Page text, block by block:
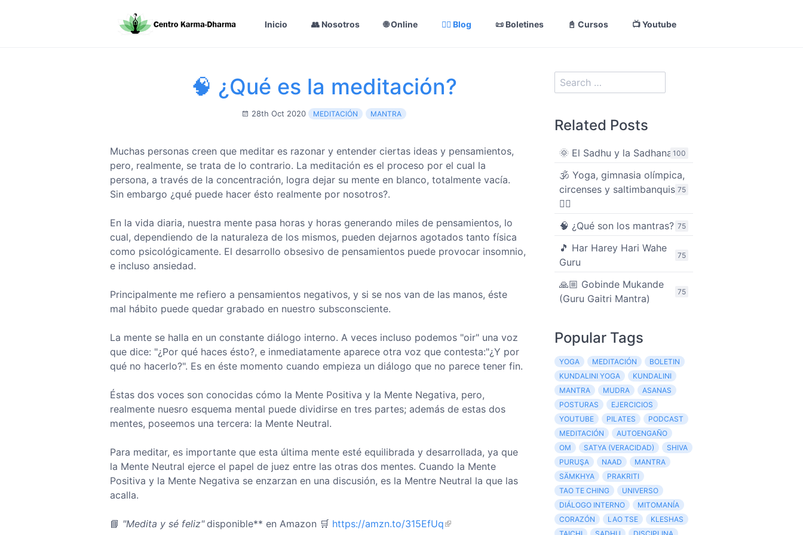
Inicio 👥 Nosotros 🌐 Online ✍🏼 Blog 📜 Boletines 📓 Cursos 📺 Youtube
🧠 ¿Qué es la meditación?
28th Oct 2020 MEDITACIÓN MANTRA
Muchas personas creen que meditar es razonar y entender ciertas ideas y pensamientos,
pero, realmente, se trata de lo contrario. La meditación es el proceso por el cual la
persona, a través de la concentración, logra dejar su mente en blanco, totalmente vacía.
Sin embargo ¿qué puede hacer ésto realmente por nosotros?.
En la vida diaria, nuestra mente pasa horas y horas generando miles de pensamientos, lo
cual, dependiendo de la naturaleza de los mismos, pueden dejarnos agotados tanto física
como psicológicamente. El desarrollo obsesivo de pensamientos puede provocar insomnio,
e incluso ansiedad.
Principalmente me refiero a pensamientos negativos, y si se nos van de las manos, éste
mal hábito puede quedar grabado en nuestro subsconsciente.
La mente se halla en un constante diálogo interno. A veces incluso podemos "oir" una voz
que dice: "¿Por qué haces ésto?, e inmediatamente aparece otra voz que contesta:"¿Y por
qué no hacerlo?". Es en éste momento cuando empieza un diálogo que no parece tener fin.
Éstas dos voces son conocidas cómo la Mente Positiva y la Mente Negativa, pero,
realmente nuesro esquema mental puede dividirse en tres partes; además de estas dos
mentes, poseemos una tercera: la Mente Neutral.
Para meditar, es importante que esta última mente esté equilibrada y desarrollada, ya que
la Mente Neutral ejerce el papel de juez entre las otras dos mentes. Cuando la Mente
Positiva y la Mente Negativa se enzarzan en una discusión, es la Mentre Neutral la que las
acalla.
📘 "Medita y sé feliz" disponible** en Amazon 🛒 https://amzn.to/315EfUq
Related Posts
100
🌞 El Sadhu y la Sadhana
75
🕉️ Yoga, gimnasia olímpica,
circenses y saltimbanquis
🤸‍♀️
75
🧠 ¿Qué son los mantras?
75
🎵 Har Harey Hari Wahe
Guru
75
🙏🏼 Gobinde Mukande
(Guru Gaitri Mantra)
Popular Tags
YOGA MEDITACIÓN
BOLETIN
KUNDALINI YOGA
KUNDALINI
MANTRA
MUDRA
ASANAS
POSTURAS
EJERCICIOS
YOUTUBE
PILATES
PODCAST
MEDITACIÓN
AUTOENGAÑO
OM
SATYA (VERACIDAD)
SHIVA
PURUŞA
NAAD
MANTRA
SÄMKHYA
PRAKRITI
TAO TE CHING
UNIVERSO
DIÁLOGO INTERNO
MITOMANÍA
CORAZÓN
LAO TSE
KLESHAS